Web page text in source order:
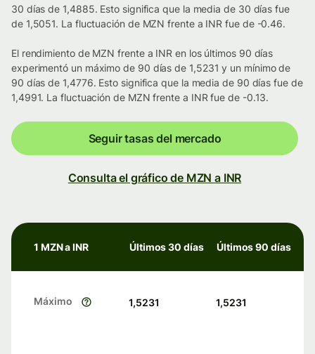
30 días de 1,4885. Esto significa que la media de 30 días fue
de 1,5051. La fluctuación de MZN frente a INR fue de -0.46.
El rendimiento de MZN frente a INR en los últimos 90 días
experimentó un máximo de 90 días de 1,5231 y un mínimo de
90 días de 1,4776. Esto significa que la media de 90 días fue de
1,4991. La fluctuación de MZN frente a INR fue de -0.13.
Seguir tasas del mercado
Consulta el gráfico de MZN a INR
1 MZN a INR Últimos 30 días Últimos 90 días
Máximo 1,5231 1,5231